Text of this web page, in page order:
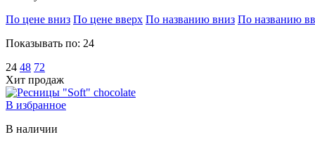
По цене вниз По цене вверх По названию вниз По названию
Показывать по: 24
24 48 72
Хит продаж
В избранное
В наличии